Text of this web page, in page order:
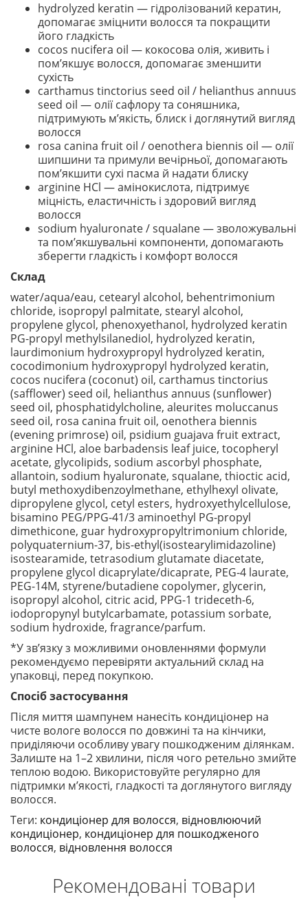
hydrolyzed keratin — гідролізований кератин,
допомагає зміцнити волосся та покращити
його гладкість
cocos nucifera oil — кокосова олія, живить і
пом’якшує волосся, допомагає зменшити
сухість
carthamus tinctorius seed oil / helianthus annuus
seed oil — олії сафлору та соняшника,
підтримують м’якість, блиск і доглянутий вигляд
волосся
rosa canina fruit oil / oenothera biennis oil — олії
шипшини та примули вечірньої, допомагають
пом’якшити сухі пасма й надати блиску
arginine HCl — амінокислота, підтримує
міцність, еластичність і здоровий вигляд
волосся
sodium hyaluronate / squalane — зволожувальні
та пом’якшувальні компоненти, допомагають
зберегти гладкість і комфорт волосся
Склад
water/aqua/eau, cetearyl alcohol, behentrimonium
chloride, isopropyl palmitate, stearyl alcohol,
propylene glycol, phenoxyethanol, hydrolyzed keratin
PG-propyl methylsilanediol, hydrolyzed keratin,
laurdimonium hydroxypropyl hydrolyzed keratin,
cocodimonium hydroxypropyl hydrolyzed keratin,
cocos nucifera (coconut) oil, carthamus tinctorius
(safflower) seed oil, helianthus annuus (sunflower)
seed oil, phosphatidylcholine, aleurites moluccanus
seed oil, rosa canina fruit oil, oenothera biennis
(evening primrose) oil, psidium guajava fruit extract,
arginine HCl, aloe barbadensis leaf juice, tocopheryl
acetate, glycolipids, sodium ascorbyl phosphate,
allantoin, sodium hyaluronate, squalane, thioctic acid,
butyl methoxydibenzoylmethane, ethylhexyl olivate,
dipropylene glycol, cetyl esters, hydroxyethylcellulose,
bisamino PEG/PPG-41/3 aminoethyl PG-propyl
dimethicone, guar hydroxypropyltrimonium chloride,
polyquaternium-37, bis-ethyl(isostearylimidazoline)
isostearamide, tetrasodium glutamate diacetate,
propylene glycol dicaprylate/dicaprate, PEG-4 laurate,
PEG-14M, styrene/butadiene copolymer, glycerin,
isopropyl alcohol, citric acid, PPG-1 trideceth-6,
iodopropynyl butylcarbamate, potassium sorbate,
sodium hydroxide, fragrance/parfum.
*У зв’язку з можливими оновленнями формули
рекомендуємо перевіряти актуальний склад на
упаковці, перед покупкою.
Спосіб застосування
Після миття шампунем нанесіть кондиціонер на
чисте вологе волосся по довжині та на кінчики,
приділяючи особливу увагу пошкодженим ділянкам.
Залиште на 1–2 хвилини, після чого ретельно змийте
теплою водою. Використовуйте регулярно для
підтримки м’якості, гладкості та доглянутого вигляду
волосся.
Теги: кондиціонер для волосся, відновлюючий
кондиціонер, кондиціонер для пошкодженого
волосся, відновлення волосся
Рекомендовані товари